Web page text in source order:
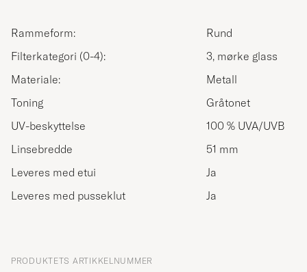
Rammeform:
Rund
Filterkategori (0-4):
3, mørke glass
Materiale:
Metall
Toning
Gråtonet
UV-beskyttelse
100 % UVA/UVB
Linsebredde
51 mm
Leveres med etui
Ja
Leveres med pusseklut
Ja
PRODUKTETS ARTIKKELNUMMER